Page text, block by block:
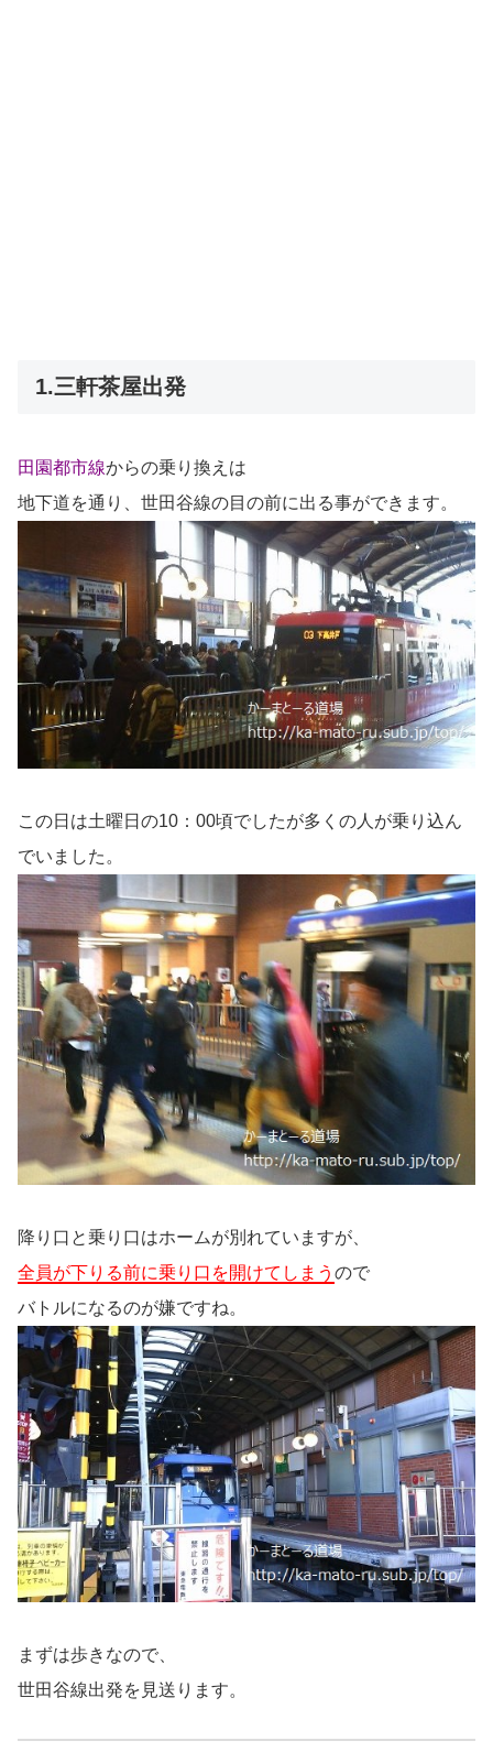
1.三軒茶屋出発
田園都市線からの乗り換えは
地下道を通り、世田谷線の目の前に出る事ができます。
この日は土曜日の10：00頃でしたが多くの人が乗り込ん
でいました。
降り口と乗り口はホームが別れていますが、
全員が下りる前に乗り口を開けてしまう ので
バトルになるのが嫌ですね。
まずは歩きなので、
世田谷線出発を見送ります。